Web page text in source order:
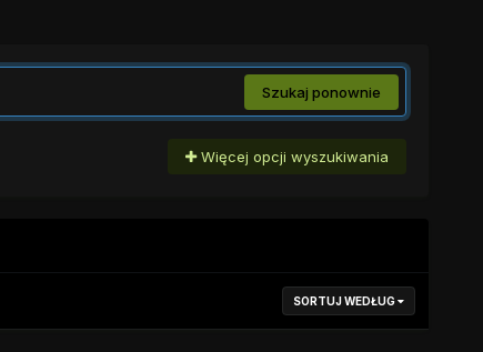
Szukaj ponownie
Więcej opcji wyszukiwania
SORTUJ WEDŁUG